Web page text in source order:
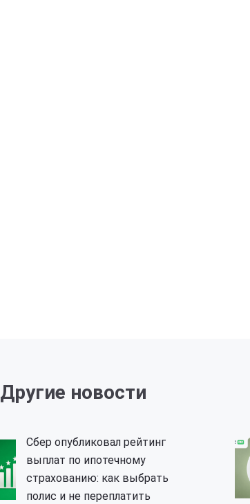
Другие новости
Сбер опубликовал рейтинг
выплат по ипотечному
страхованию: как выбрать
полис и не переплатить